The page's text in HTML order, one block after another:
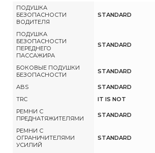
ПОДУШКА
БЕЗОПАСНОСТИ
ВОДИТЕЛЯ
STANDARD
ПОДУШКА
БЕЗОПАСНОСТИ
ПЕРЕДНЕГО
ПАССАЖИРА
STANDARD
БОКОВЫЕ ПОДУШКИ
БЕЗОПАСНОСТИ
STANDARD
ABS
STANDARD
TRC
IT IS NOT
РЕМНИ С
ПРЕДНАТЯЖИТЕЛЯМИ
STANDARD
РЕМНИ С
ОГРАНИЧИТЕЛЯМИ
УСИЛИЙ
STANDARD